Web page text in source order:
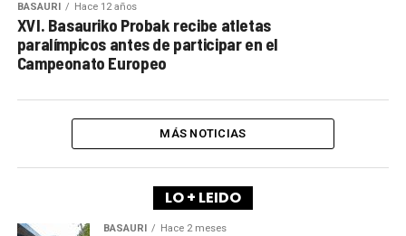
BASAURI Hace 12 años
XVI. Basauriko Probak recibe atletas
paralímpicos antes de participar en el
Campeonato Europeo
MÁS NOTICIAS
LO + LEIDO
BASAURI Hace 2 meses